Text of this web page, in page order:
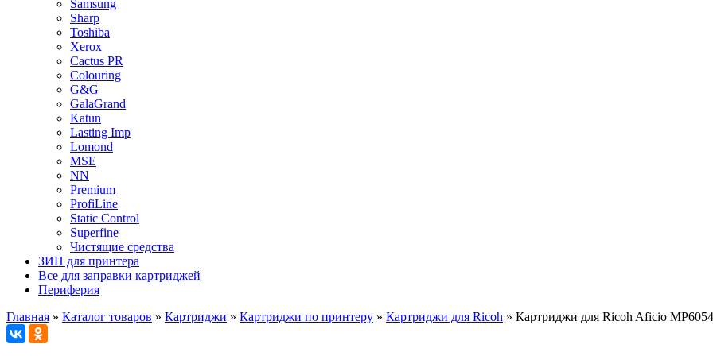
Samsung
Sharp
Toshiba
Xerox
Cactus PR
Colouring
G&G
GalaGrand
Katun
Lasting Imp
Lomond
MSE
NN
Premium
ProfiLine
Static Control
Superfine
Чистящие средства
ЗИП для принтера
Все для заправки картриджей
Периферия
Главная » Каталог товаров » Картриджи » Картриджи по принтеру » Картриджи для Ricoh » Картриджи для Ricoh Aficio